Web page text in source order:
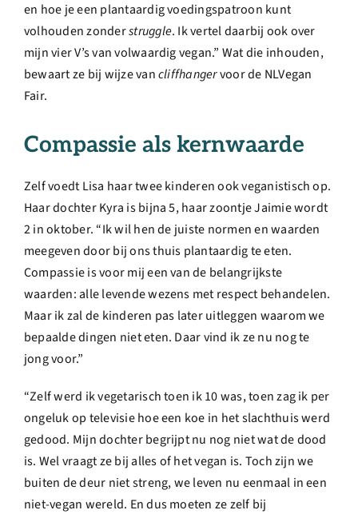
en hoe je een plantaardig voedingspatroon kunt
volhouden zonderstruggle. Ik vertel daarbij ook over
mijn vier V’s van volwaardig vegan.” Wat die inhouden,
bewaart ze bij wijze vancliffhangervoor de NLVegan
Fair.
Compassie als kernwaarde
Zelf voedt Lisa haar twee kinderen ook veganistisch op.
Haar dochter Kyra is bijna 5, haar zoontje Jaimie wordt
2 in oktober. “Ik wil hen de juiste normen en waarden
meegeven door bij ons thuis plantaardig te eten.
Compassie is voor mij een van de belangrijkste
waarden: alle levende wezens met respect behandelen.
Maar ik zal de kinderen pas later uitleggen waarom we
bepaalde dingen niet eten. Daar vind ik ze nu nog te
jong voor.”
“Zelf werd ik vegetarisch toen ik 10 was, toen zag ik per
ongeluk op televisie hoe een koe in het slachthuis werd
gedood. Mijn dochter begrijpt nu nog niet wat de dood
is. Wel vraagt ze bij alles of het vegan is. Toch zijn we
buiten de deur niet streng, we leven nu eenmaal in een
niet-vegan wereld. En dus moeten ze zelf bij